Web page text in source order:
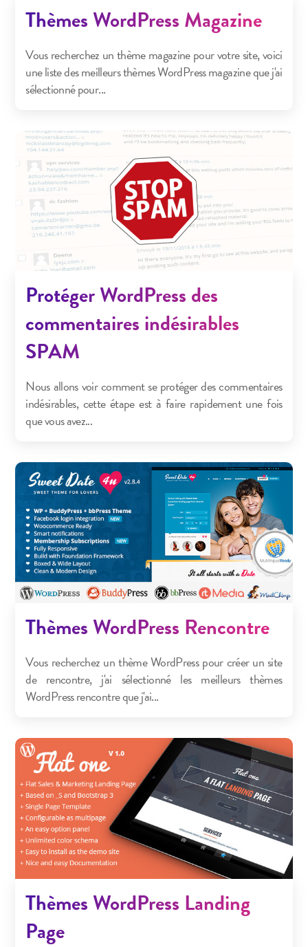
Thèmes WordPress Magazine
Vous recherchez un thème magazine pour votre site, voici
une liste des meilleurs thèmes WordPress magazine que j'ai
sélectionné pour...
Protéger WordPress des
commentaires indésirables
SPAM
Nous allons voir comment se protéger des commentaires
indésirables, cette étape est à faire rapidement une fois
que vous avez...
Thèmes WordPress Rencontre
Vous recherchez un thème WordPress pour créer un site
de rencontre, j'ai sélectionné les meilleurs thèmes
WordPress rencontre que j'ai...
Thèmes WordPress Landing
Page